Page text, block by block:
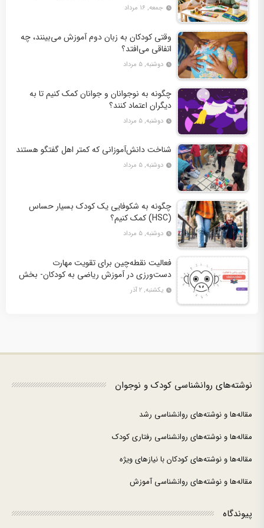
جمعه, ۱۶ مرداد
وقتی کودکان به زبان دوم آموزش می‌بینند، چه
اتفاقی می‌افتد؟
دوشنبه, ۵ مرداد
چگونه به نوجوانان و جوانان کمک کنیم تا به
دیگران اعتماد کنند؟
دوشنبه, ۵ مرداد
شناخت دانش‌آموزانی که کمتر اهل گفتگو هستند
دوشنبه, ۵ مرداد
چگونه به شکوفایی یک کودک بسیار حساس
(HSC) کمک کنیم؟
دوشنبه, ۵ مرداد
فعالیت نقطه‌چین برای تقویت مهارت
دست‌ورزی در آموزش ریاضی به کودکان- بخش
دوم + 10 کاربرگ فعالیت
یکشنبه, ۲ آذر
نوشته‌های روانشناسی کودک و نوجوان
مقاله‌ها و نوشته‌های روانشناسی رشد
مقاله‌ها و نوشته‌های روانشناسی رفتاری کودک
مقاله‌ها و نوشته‌های کودکان با نیازهای ویژه
مقاله‌ها و نوشته‌های روانشناسی آموزش
پیوندگاه